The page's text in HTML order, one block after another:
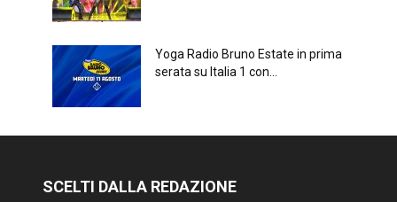
Yoga Radio Bruno Estate in prima
serata su Italia 1 con...
SCELTI DALLA REDAZIONE